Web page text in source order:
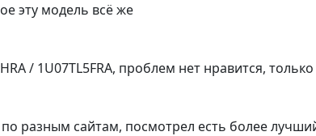
эту модель всё же
/ 1U07TL5FRA, проблем нет нравится,
разным сайтам, посмотрел есть более